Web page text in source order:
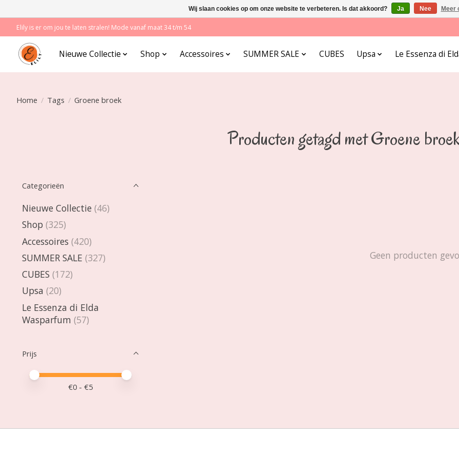
Elily is er om jou te laten stralen! Mode vanaf maat 34 t/m 54
Nieuwe Collectie Shop Accessoires SUMMER SALE CUBES Upsa Le Essenza di
Home / Tags / Groene broek
Producten getagd met Groene
Categorieën
Nieuwe Collectie (46)
Shop (325)
Accessoires (420)
SUMMER SALE (327)
CUBES (172)
Upsa (20)
Le Essenza di Elda
Wasparfum (57)
Prijs
Minimale prijswaarde
Price maximum value
€0 - €5
Geen producten
Wij slaan cookies op om onze website te verbeteren. Is dat akkoord? Ja Nee Meer